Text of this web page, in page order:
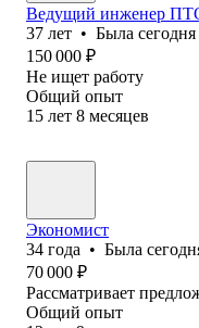
Ведущий инженер
37 лет • Была сегодня
150 000 ₽
Не ищет работу
Общий опыт
15 лет 8 месяцев
Экономист
34 года • Была
70 000 ₽
Рассматривает
Общий опыт